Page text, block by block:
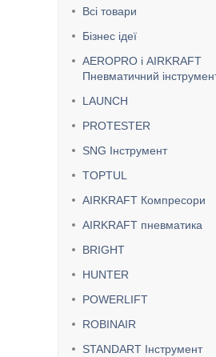
Всі товари
Бізнес ідеї
AEROPRO і AIRKRAFT
Пневматичний
LAUNCH
PROTESTER
SNG Інструмент
TOPTUL
AIRKRAFT Компресори
AIRKRAFT пневматика
BRIGHT
HUNTER
POWERLIFT
ROBINAIR
STANDART Інструмент